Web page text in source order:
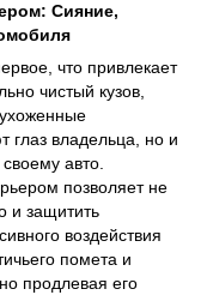
Сияние,
что привлекает
чистый кузов,
глаз владельца, но и
авто.
позволяет не
и защитить
воздействия
помета и
продлевая его